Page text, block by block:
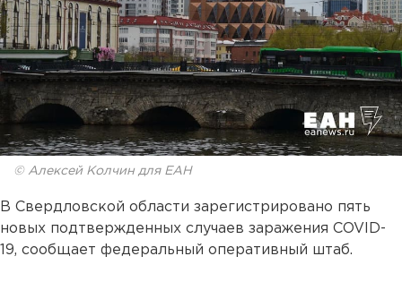
© Алексей Колчин для ЕАН
В Свердловской области зарегистрировано пять
новых подтвержденных случаев заражения COVID-
19, сообщает федеральный оперативный штаб.